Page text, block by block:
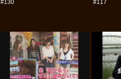
#130
#117